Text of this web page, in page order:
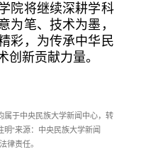
院将继续深耕学科
为笔、技术为墨，
彩，为传承中华民
创新贡献力量。
于中央民族大学新闻中心，转
“来源：中央民族大学新闻
律责任。